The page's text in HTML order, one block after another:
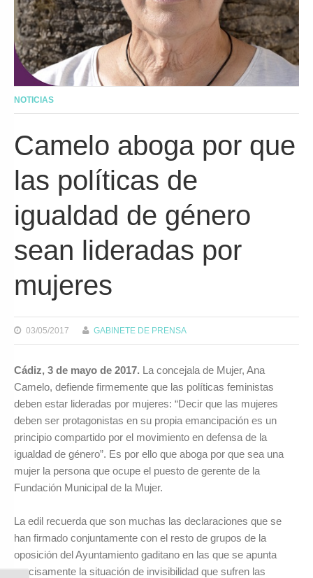
NOTICIAS
Camelo aboga por que
las políticas de
igualdad de género
sean lideradas por
mujeres
03/05/2017 GABINETE DE PRENSA
Cádiz, 3 de mayo de 2017. La concejala de Mujer, Ana
Camelo, defiende firmemente que las políticas feministas
deben estar lideradas por mujeres: “Decir que las mujeres
deben ser protagonistas en su propia emancipación es un
principio compartido por el movimiento en defensa de la
igualdad de género”. Es por ello que aboga por que sea una
mujer la persona que ocupe el puesto de gerente de la
Fundación Municipal de la Mujer.
La edil recuerda que son muchas las declaraciones que se
han firmado conjuntamente con el resto de grupos de la
oposición del Ayuntamiento gaditano en las que se apunta
precisamente la situación de invisibilidad que sufren las